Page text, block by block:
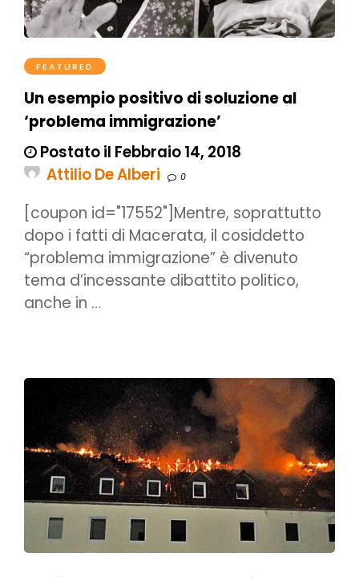
FEATURED
Un esempio positivo di soluzione al
‘problema immigrazione’
Postato il Febbraio 14, 2018
Attilio De Alberi
0
[coupon id="17552"]Mentre, soprattutto
dopo i fatti di Macerata, il cosiddetto
“problema immigrazione” è divenuto
tema d’incessante dibattito politico,
anche in …